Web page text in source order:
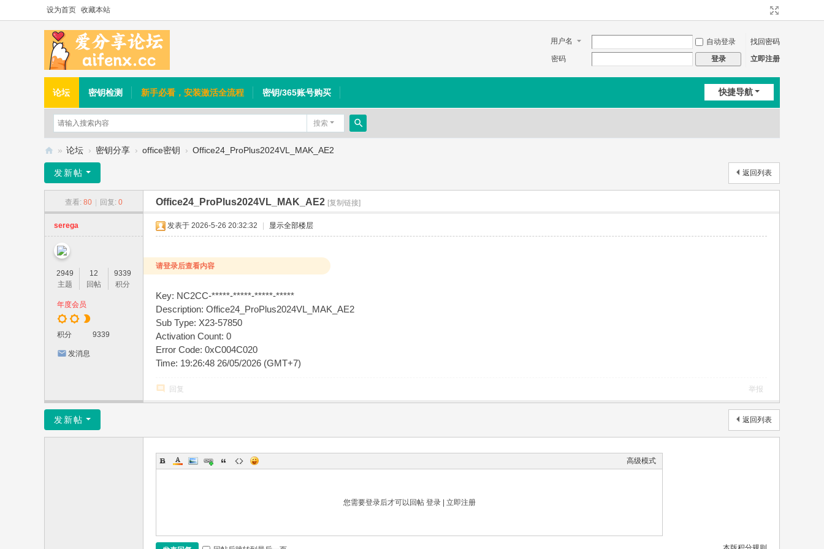
设为首页 收藏本站
用户名 自动登录
找回密码
密码
登录 立即注册
快捷导航
论坛 密钥检测 新手必看，安装激活全流程 密钥/365账号购买
搜索
搜
分
坛
» 论坛 › 密钥分享 › office密钥 › Office24_ProPlus2024VL_MAK_AE2
返回列表
发新帖
查看: 80 回复: 0 Office24_ProPlus2024VL_MAK_AE2 [复制链接]
serega
2949
主题
12
回帖
9339
积分
年度会员
积分 9339
发消息
发表于 2026-5-26 20:32:32 显示全部楼层
请登录后查看内容
Key: NC2CC-*****-*****-*****-*****
Description: Office24_ProPlus2024VL_MAK_AE2
Sub Type: X23-57850
Activation Count: 0
Error Code: 0xC004C020
Time: 19:26:48 26/05/2026 (GMT+7)
回复 举报
返回列表
发新帖
高级模式
您需要登录后才可以回帖 登录| 立即注册